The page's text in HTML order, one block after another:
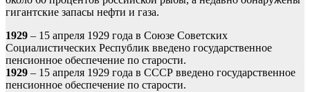
гигантские запасы нефти и газа.
1929 – 15 апреля 1929 года в Союзе Советских
Социалистических Республик введено государственное
пенсионное обеспечение по старости.
1929 – 15 апреля 1929 года в СССР введено государственное
пенсионное обеспечение по старости.